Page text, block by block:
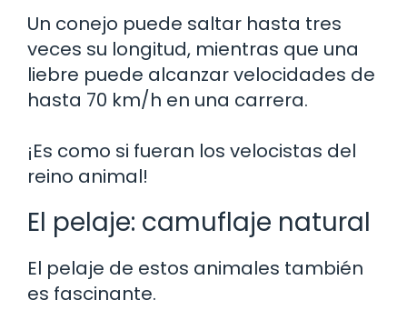
Un conejo puede saltar hasta tres
veces su longitud, mientras que una
liebre puede alcanzar velocidades de
hasta 70 km/h en una carrera.
¡Es como si fueran los velocistas del
reino animal!
El pelaje: camuflaje natural
El pelaje de estos animales también
es fascinante.